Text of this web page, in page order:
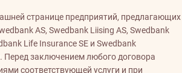
странице предприятий, предлагающих
AS, Swedbank Liising AS, Swedbank
Life Insurance SE и Swedbank
Перед заключением любого договора
соответствующей услуги и при